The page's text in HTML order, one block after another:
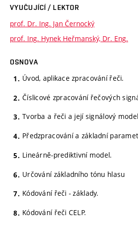
VYUČUJÍCÍ / LEKTOR
prof. Dr. Ing. Jan Černocký
prof. Ing. Hynek Heřmanský, Dr. Eng.
OSNOVA
Úvod, aplikace zpracování řeči.
Číslicové zpracování řečových
Tvorba a řeči a její signálový
Předzpracování a základní
Lineárně-prediktivní model.
Určování základního tónu hlasu
Kódování řeči - základy.
Kódování řeči CELP.